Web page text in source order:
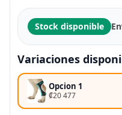
Stock disponible
Variaciones
Opcion 1
₡20 477